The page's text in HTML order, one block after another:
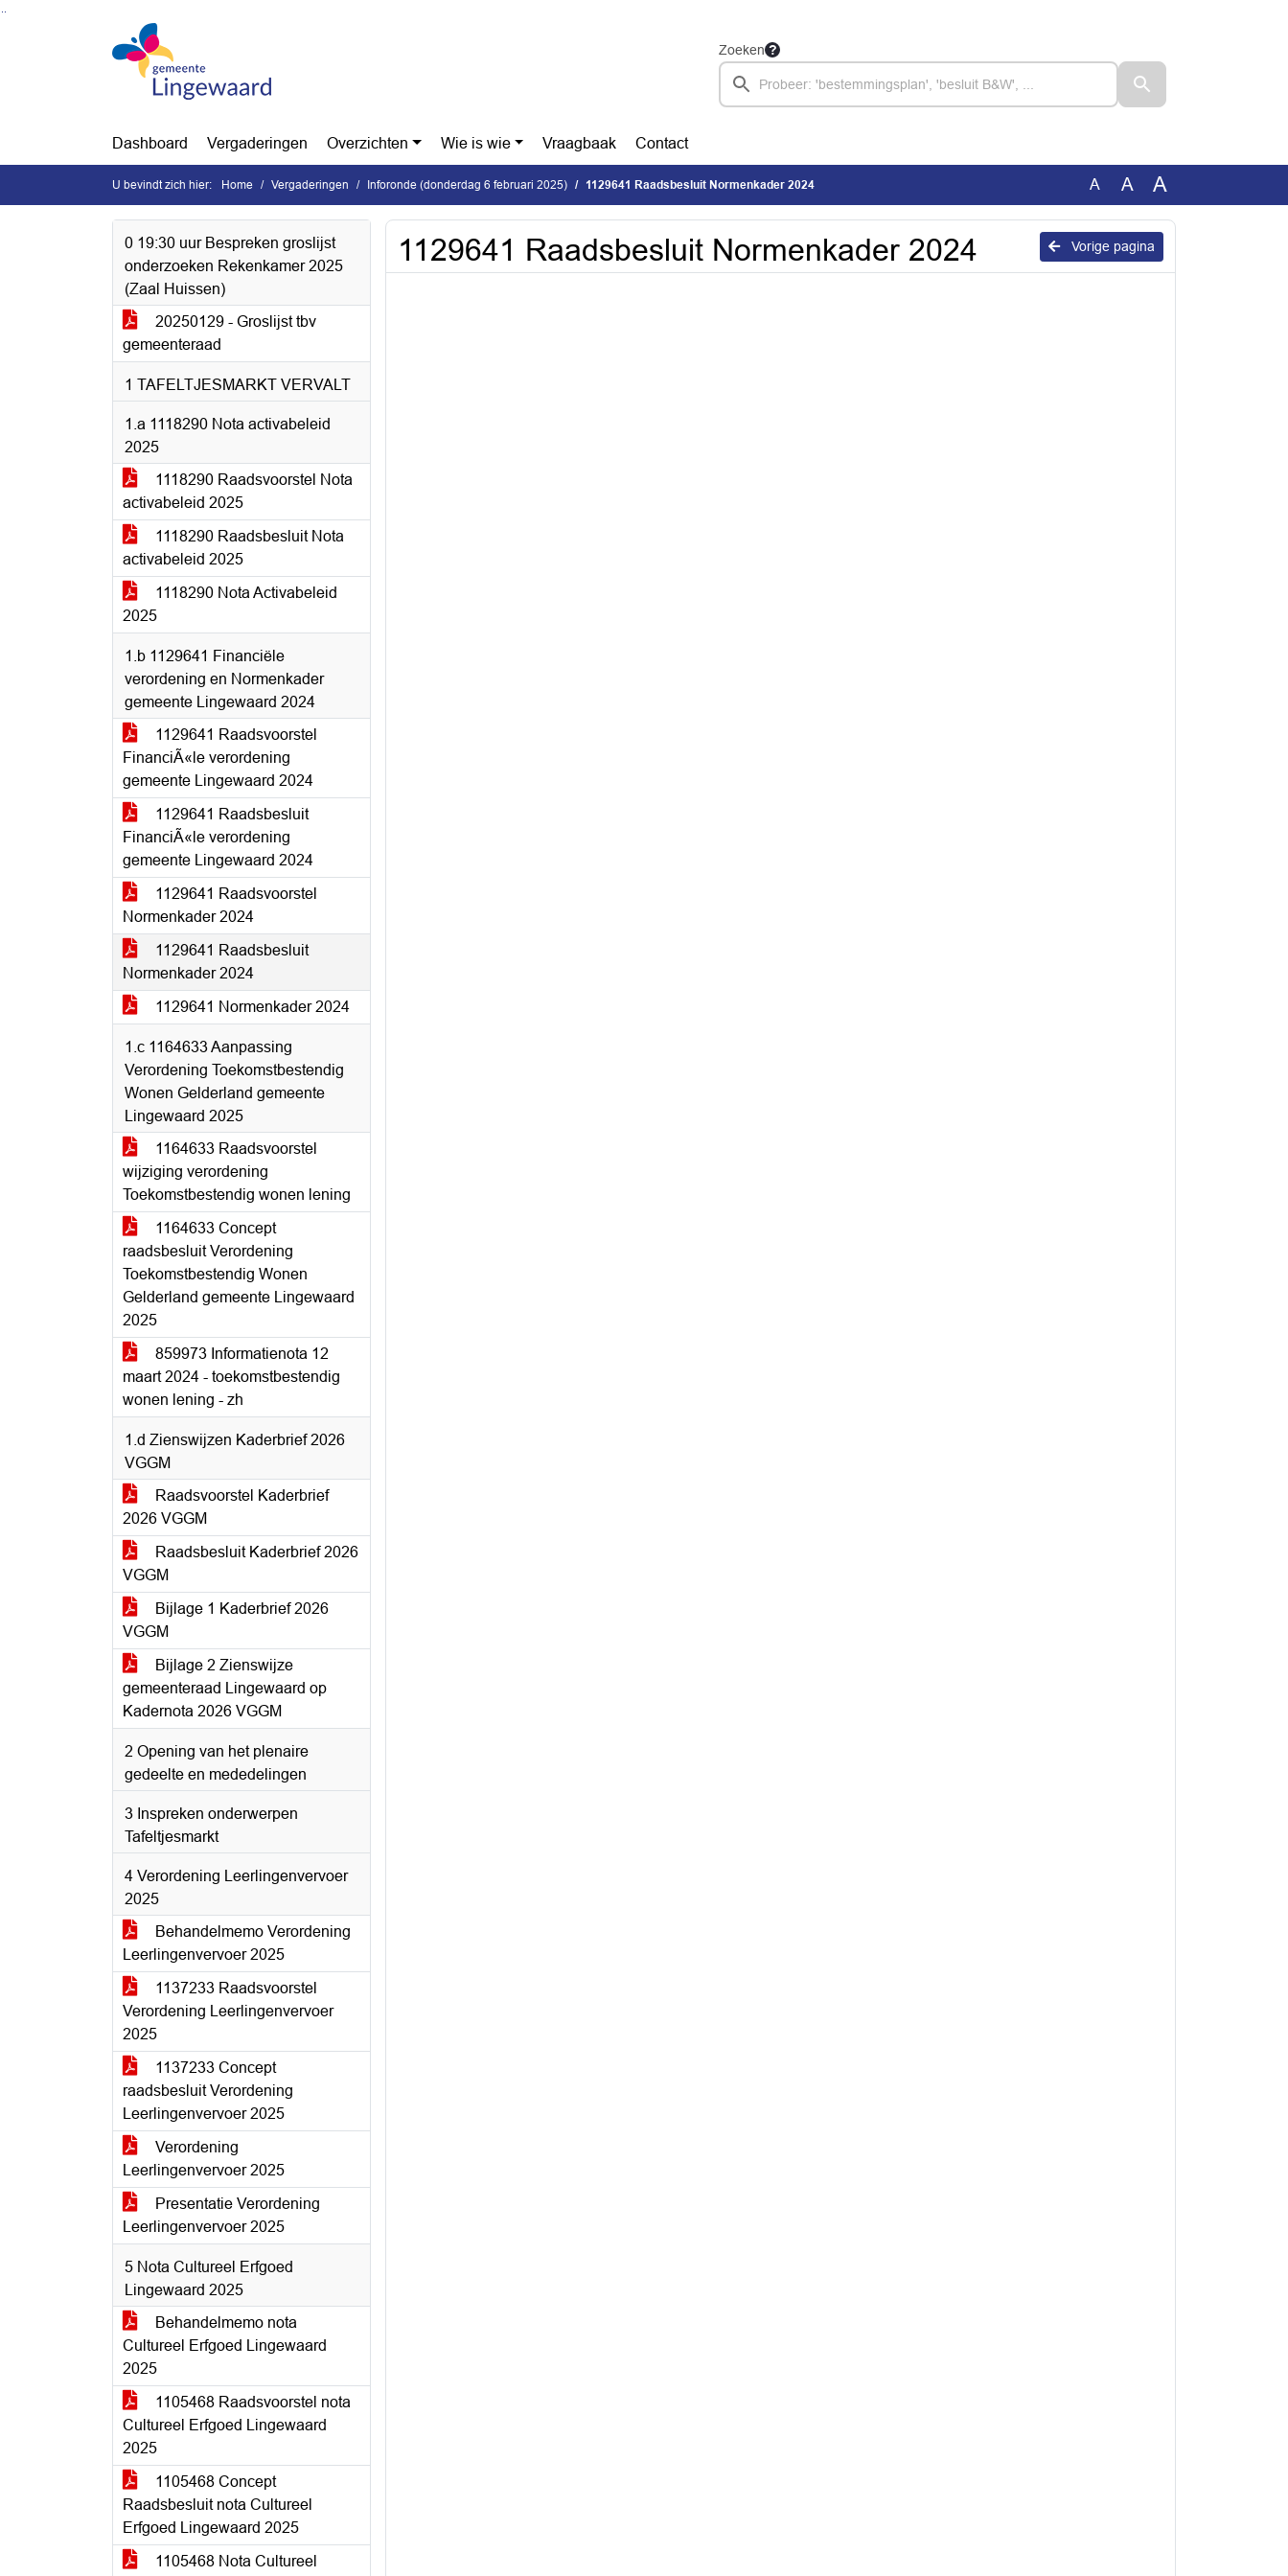
Ga naar de inhoud van deze pagina
Zoeken
Dashboard Vergaderingen Overzichten Wie is wie Vraagbaak Contact
U bevindt zich hier: Home Vergaderingen Inforonde (donderdag 6 februari 2025) 1129641 Raadsbesluit Normenkader 2024 A A A
0 19:30 uur Bespreken groslijst
onderzoeken Rekenkamer 2025
(Zaal Huissen)
20250129 - Groslijst tbv
gemeenteraad
1 TAFELTJESMARKT VERVALT
1.a 1118290 Nota activabeleid
2025
1118290 Raadsvoorstel Nota
activabeleid 2025
1118290 Raadsbesluit Nota
activabeleid 2025
1118290 Nota Activabeleid
2025
1.b 1129641 Financiële
verordening en Normenkader
gemeente Lingewaard 2024
1129641 Raadsvoorstel
FinanciÃ«le verordening
gemeente Lingewaard 2024
1129641 Raadsbesluit
FinanciÃ«le verordening
gemeente Lingewaard 2024
1129641 Raadsvoorstel
Normenkader 2024
1129641 Raadsbesluit
Normenkader 2024
1129641 Normenkader 2024
1.c 1164633 Aanpassing
Verordening Toekomstbestendig
Wonen Gelderland gemeente
Lingewaard 2025
1164633 Raadsvoorstel
wijziging verordening
Toekomstbestendig wonen lening
1164633 Concept
raadsbesluit Verordening
Toekomstbestendig Wonen
Gelderland gemeente Lingewaard
2025
859973 Informatienota 12
maart 2024 - toekomstbestendig
wonen lening - zh
1.d Zienswijzen Kaderbrief 2026
VGGM
Raadsvoorstel Kaderbrief
2026 VGGM
Raadsbesluit Kaderbrief 2026
VGGM
Bijlage 1 Kaderbrief 2026
VGGM
Bijlage 2 Zienswijze
gemeenteraad Lingewaard op
Kadernota 2026 VGGM
2 Opening van het plenaire
gedeelte en mededelingen
3 Inspreken onderwerpen
Tafeltjesmarkt
4 Verordening Leerlingenvervoer
2025
Behandelmemo Verordening
Leerlingenvervoer 2025
1137233 Raadsvoorstel
Verordening Leerlingenvervoer
2025
1137233 Concept
raadsbesluit Verordening
Leerlingenvervoer 2025
Verordening
Leerlingenvervoer 2025
Presentatie Verordening
Leerlingenvervoer 2025
5 Nota Cultureel Erfgoed
Lingewaard 2025
Behandelmemo nota
Cultureel Erfgoed Lingewaard
2025
1105468 Raadsvoorstel nota
Cultureel Erfgoed Lingewaard
2025
1105468 Concept
Raadsbesluit nota Cultureel
Erfgoed Lingewaard 2025
1105468 Nota Cultureel
Vorige pagina
1129641 Raadsbesluit Normenkader 2024